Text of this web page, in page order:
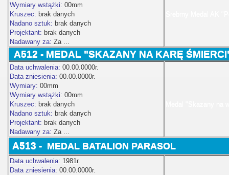
Wymiary wstążki: 00mm
Kruszec: brak danych
Nadano sztuk: brak danych
Projektant: brak danych
Nadawany za: Za ...
A512 - MEDAL "SKAZANY NA KARĘ
Data uchwalenia: 00.00.0000r.
Data zniesienia: 00.00.0000r.
Wymiary: 00mm
Wymiary wstążki: 00mm
Kruszec: brak danych
Nadano sztuk: brak danych
Projektant: brak danych
Nadawany za: Za ...
A513 - MEDAL BATALION PARASOL
Data uchwalenia: 1981r.
Data zniesienia: 00.00.0000r.